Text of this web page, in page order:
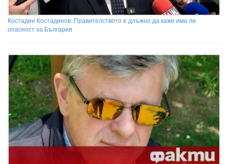
Костадин Костадинов: Правителството е длъжно да каже има ли
опасност за България